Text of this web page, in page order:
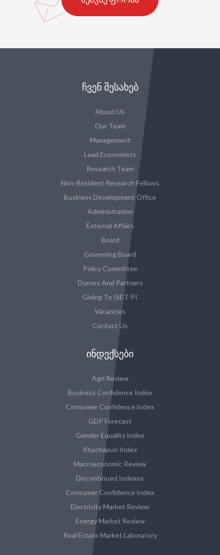
ᲩᲕᲔᲜ ᲨᲔᲡᲐᲮᲔᲑ
About Us
Our Team
Management
Lead Economists
Research Team
Non-Resident Research Fellows
Business Development Office
Administration
External Affairs
Board
Governing Board
Policy Committee
Donors And Partners
Giving To ISET-PI
Vacancies
Contact Us
ᲘᲜᲓᲔᲥᲡᲔᲑᲘ
Agri Review
Business Confidence Index
Consumer Confidence Index
GDP Forecast
Gender Equality Index
Khachapuri Index
Macroeconomic Review
Discontinued Indexes
Consumer Confidence Index
Electricity Market Review
Energy Market Review
Real Estate Market Laboratory